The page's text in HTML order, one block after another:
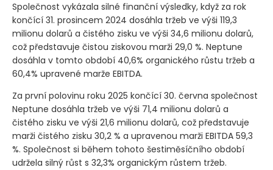
Společnost vykázala silné finanční výsledky, když za rok
končící 31. prosincem 2024 dosáhla tržeb ve výši 119,3
milionu dolarů a čistého zisku ve výši 34,6 milionu dolarů,
což představuje čistou ziskovou marži 29,0 %. Neptune
dosáhla v tomto období 40,6% organického růstu tržeb a
60,4% upravené marže EBITDA.
Za první polovinu roku 2025 končící 30. června společnost
Neptune dosáhla tržeb ve výši 71,4 milionu dolarů a
čistého zisku ve výši 21,6 milionu dolarů, což představuje
marži čistého zisku 30,2 % a upravenou marži EBITDA 59,3
%. Společnost si během tohoto šestiměsíčního období
udržela silný růst s 32,3% organickým růstem tržeb.